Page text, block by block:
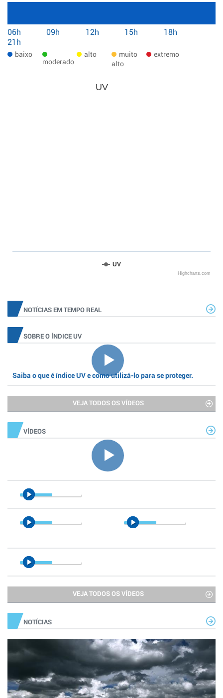
06h 09h 12h 15h
18h
21h
baixo
moderado
alto
muito
alto
extremo
UV
UV
Highcharts.com
NOTÍCIAS EM TEMPO REAL
SOBRE O ÍNDICE UV
Saiba o que é índice UV e como utilizá-lo para se proteger.
VEJA TODOS OS VÍDEOS
VÍDEOS
VEJA TODOS OS VÍDEOS
NOTÍCIAS